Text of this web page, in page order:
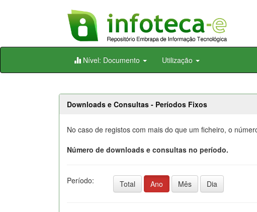
Skip
Nível: Documento Utilização
Downloads e Consultas - Períodos Fixos
No caso de registos com mais do que um ficheiro, o
Número de downloads e consultas no período.
Período: Total Ano Mês Dia